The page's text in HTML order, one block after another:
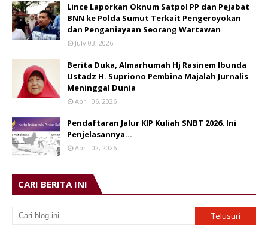
Lince Laporkan Oknum Satpol PP dan Pejabat
BNN ke Polda Sumut Terkait Pengeroyokan
dan Penganiayaan Seorang Wartawan
July 03, 2026
Berita Duka, Almarhumah Hj Rasinem Ibunda
Ustadz H. Supriono Pembina Majalah Jurnalis
Meninggal Dunia
April 06, 2026
Pendaftaran Jalur KIP Kuliah SNBT 2026. Ini
Penjelasannya…
April 02, 2026
CARI BERITA INI